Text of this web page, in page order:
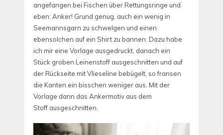
angefangen bei Fischen über Rettungsringe und
eben: Anker! Grund genug, auch ein wenig in
Seemannsgarn zu schwelgen und einen
ebensolchen auf ein Shirt zu bannen. Dazu habe
ich mir eine Vorlage ausgedruckt, danach ein
Stück groben Leinenstoff ausgeschnitten und auf
der Rückseite mit Vlieseline bebügelt, so fransen
die Kanten ein bisschen weniger aus. Mit der
Vorlage dann das Ankermotiv aus dem
Stoff ausgeschnitten.